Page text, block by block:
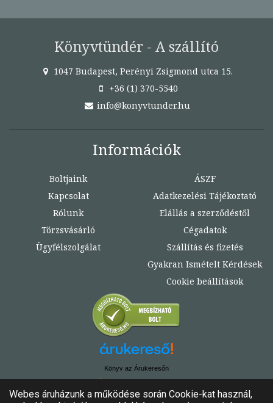
Könyvtündér - A szállító
1047 Budapest, Perényi Zsigmond utca 15.
+36 (1) 370-5540
info@konyvtunder.hu
Információk
Boltjaink
Kapcsolat
Rólunk
Törzsvásárló
Ügyfélszolgálat
ÁSZF
Adatkezelési Tájékoztató
Elállás a szerződéstől
Cégadatok
Szállítás és fizetés
Gyakran Ismételt Kérdések
Cookie beállítások
Könyv az Árukeresőn